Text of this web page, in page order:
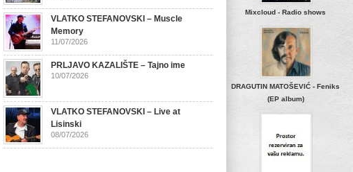
Mixcloud - Radio shows
DRAGUTIN MATOŠEVIĆ - Feniks
(EP album)
VLATKO STEFANOVSKI – Muscle
Memory
11/07/2026
PRLJAVO KAZALIŠTE – Tajno ime
10/07/2026
VLATKO STEFANOVSKI – Live at
Lisinski
08/07/2026